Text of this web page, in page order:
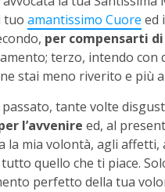
tuo amantissimo Cuore ed
per compensarti
terzo, intendo con
stai meno riverito e più
tante volte
l’avvenire ed, al
mia volontà, agli affetti,
quello che ti piace.
perfetto della tua